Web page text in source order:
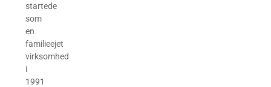
startede
som
en
familieejet
virksomhed
i
1991